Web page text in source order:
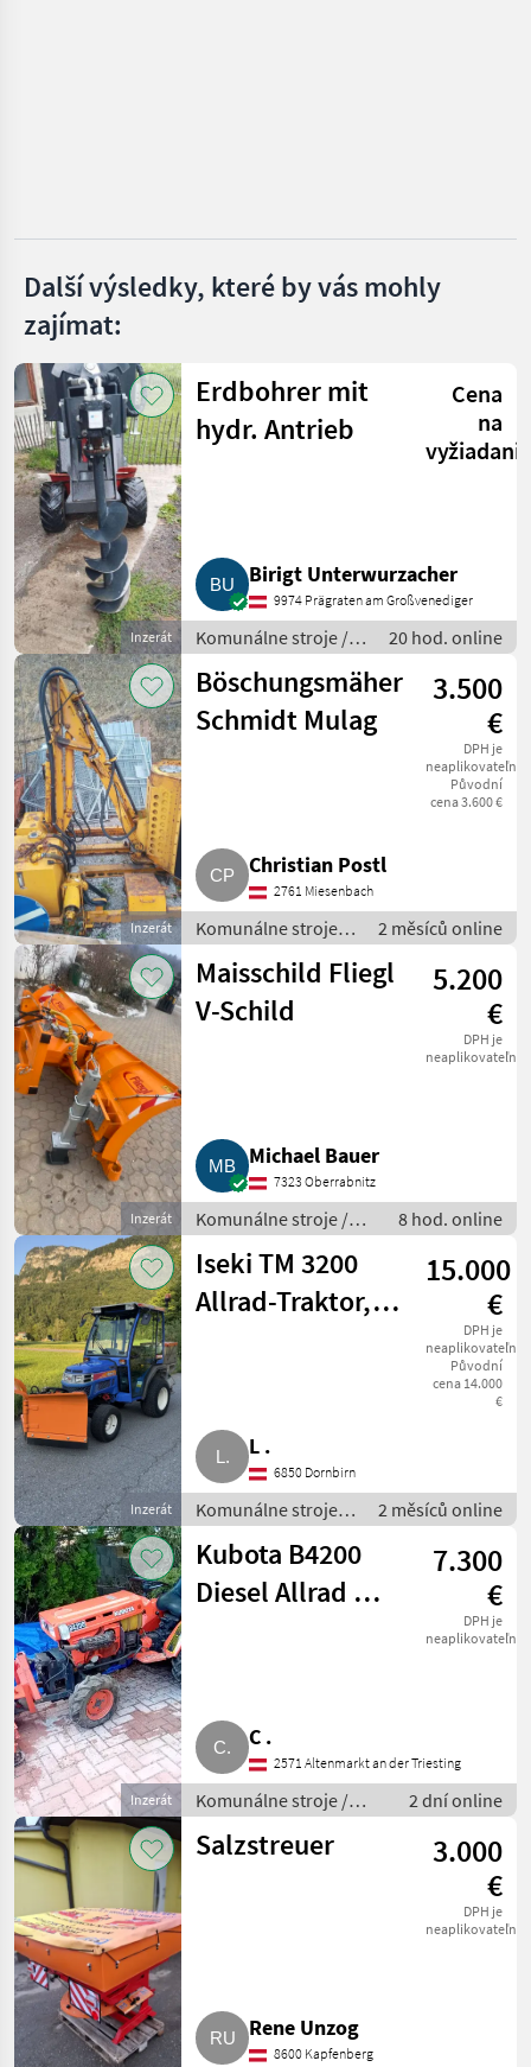
Další výsledky, které by vás mohly
zajímat:
Inzerát
Erdbohrer mit
hydr. Antrieb
Cena
na
Birigt Unterwurzacher
9974 Prägraten am Großvenediger
Komunálne stroje /
Ostatné komunálne
náradia
20 hod. online
Inzerát
Böschungsmäher
Schmidt Mulag
3.500
€
DPH je
neaplikovateľné
Původní
cena 3.600 €
Christian Postl
2761 Miesenbach
Komunálne stroje /
Spádová kosačka
2 měsíců online
Inzerát
Maisschild Fliegl
V-Schild
5.200
€
DPH je
neaplikovateľné
Michael Bauer
7323 Oberrabnitz
Komunálne stroje /
Snehové drapáky a
snehové frézy
8 hod. online
Inzerát
Iseki TM 3200
Allrad-Traktor,
15.000
€
DPH je
neaplikovateľné
Původní
cena 14.000
€
L .
6850 Dornbirn
Komunálne stroje /
Snehové drapáky a
snehové frézy
2 měsíců online
Inzerát
Kubota B4200
Diesel Allrad mit
7.300
€
DPH je
neaplikovateľné
C .
2571 Altenmarkt an der Triesting
Komunálne stroje /
Snehové drapáky a
snehové frézy
2 dní online
Salzstreuer
3.000
€
DPH je
neaplikovateľné
Rene Unzog
8600 Kapfenberg